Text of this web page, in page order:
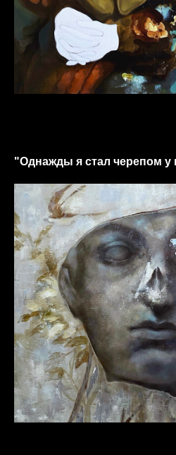
"Однажды я стал черепом у